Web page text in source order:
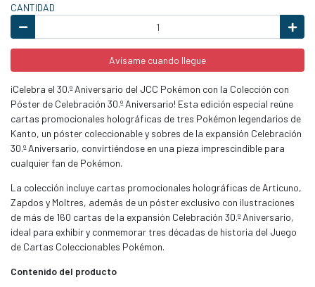
CANTIDAD
Avísame cuando llegue
¡Celebra el 30.º Aniversario del JCC Pokémon con la Colección con
Póster de Celebración 30.º Aniversario! Esta edición especial reúne
cartas promocionales holográficas de tres Pokémon legendarios de
Kanto, un póster coleccionable y sobres de la expansión Celebración
30.º Aniversario, convirtiéndose en una pieza imprescindible para
cualquier fan de Pokémon.
La colección incluye cartas promocionales holográficas de Articuno,
Zapdos y Moltres, además de un póster exclusivo con ilustraciones
de más de 160 cartas de la expansión Celebración 30.º Aniversario,
ideal para exhibir y conmemorar tres décadas de historia del Juego
de Cartas Coleccionables Pokémon.
Contenido del producto